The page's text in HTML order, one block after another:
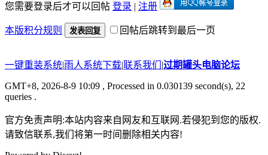
您需要登录后才可以回帖 登录 | 注册
本版积分规则 发表回复 回帖后跳转到最后一页
一键重装系统|雨人系统下载|联系我们 |过期罐头电脑论坛
GMT+8, 2026-8-9 10:09 , Processed in 0.030139 second(s), 22
queries .
官方免责声明:本站内容来自网友和互联网.若侵犯到您的版权.
请致信联系,我们将第一时间删除相关内容!